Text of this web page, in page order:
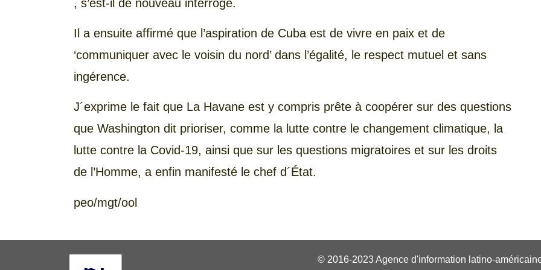
, s’est-il de nouveau interrogé.
Il a ensuite affirmé que l’aspiration de Cuba est de vivre en paix et de
‘communiquer avec le voisin du nord’ dans l’égalité, le respect mutuel et sans
ingérence.
J´exprime le fait que La Havane est y compris prête à coopérer sur des questions
que Washington dit prioriser, comme la lutte contre le changement climatique, la
lutte contre la Covid-19, ainsi que sur les questions migratoires et sur les droits
de l’Homme, a enfin manifesté le chef d´État.
peo/mgt/ool
© 2016-2023 Agence d'information latino-